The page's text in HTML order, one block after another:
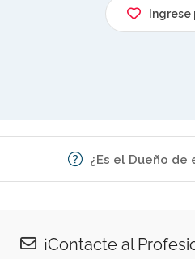
¿Es el Dueño de
¡Contacte al